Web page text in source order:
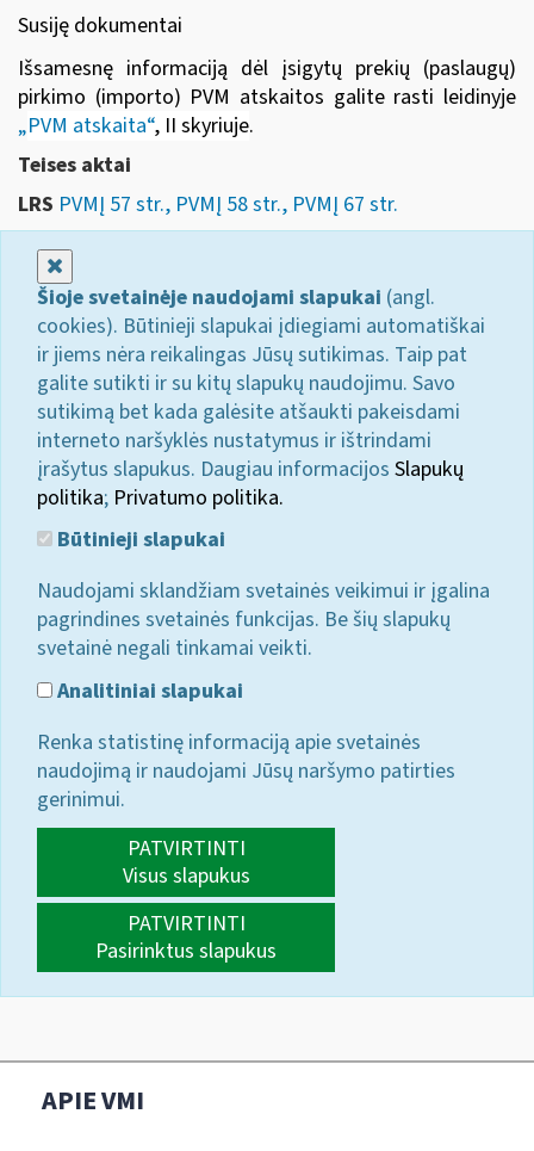
Susiję dokumentai
Išsamesnę informaciją dėl įsigytų prekių (paslaugų)
pirkimo (importo) PVM atskaitos galite rasti leidinyje
„PVM atskaita“, II skyriuje.
Teises aktai
LRS PVMĮ 57 str., PVMĮ 58 str., PVMĮ 67 str.
Šioje svetainėje naudojami slapukai (angl.
cookies). Būtinieji slapukai įdiegiami automatiškai
ir jiems nėra reikalingas Jūsų sutikimas. Taip pat
galite sutikti ir su kitų slapukų naudojimu. Savo
sutikimą bet kada galėsite atšaukti pakeisdami
interneto naršyklės nustatymus ir ištrindami
įrašytus slapukus. Daugiau informacijos Slapukų
politika; Privatumo politika.
Būtinieji slapukai
Naudojami sklandžiam svetainės veikimui ir įgalina
pagrindines svetainės funkcijas. Be šių slapukų
svetainė negali tinkamai veikti.
Analitiniai slapukai
Renka statistinę informaciją apie svetainės
naudojimą ir naudojami Jūsų naršymo patirties
gerinimui.
PATVIRTINTI
Visus slapukus
PATVIRTINTI
Pasirinktus slapukus
APIE VMI